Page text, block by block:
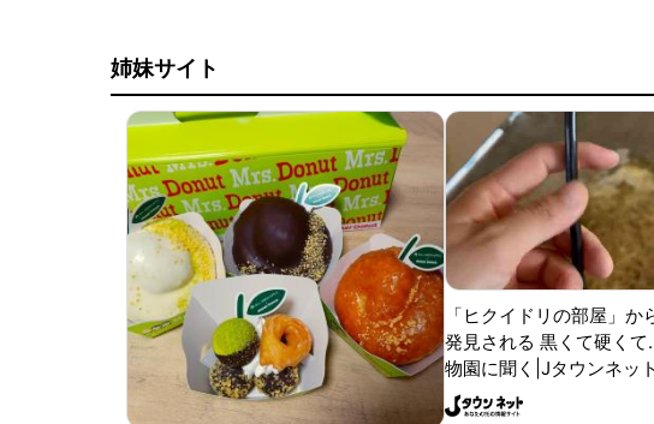
姉妹サイト
「ヒクイドリの部屋」か
発見される 黒くて硬くて
物園に聞く|Jタウンネット